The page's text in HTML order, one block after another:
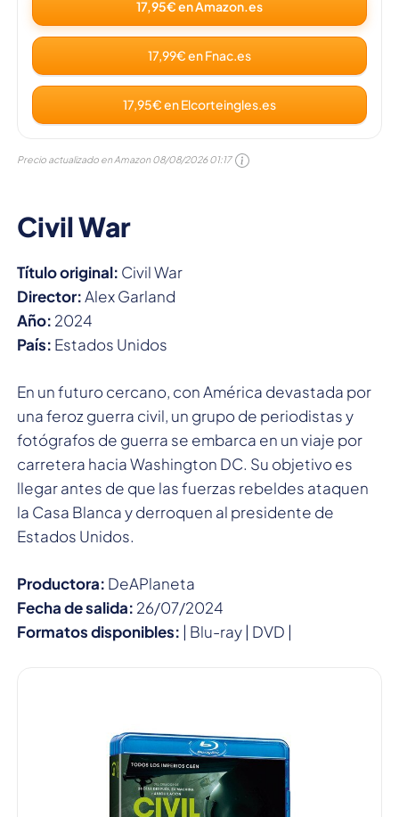
17,95€ en Amazon.es
17,99€ en Fnac.es
17,95€ en Elcorteingles.es
Precio actualizado en Amazon 08/08/2026 01:17
Civil War
Título original: Civil War
Director:Alex Garland
Año: 2024
País: Estados Unidos
En un futuro cercano, con América devastada por
una feroz guerra civil, un grupo de periodistas y
fotógrafos de guerra se embarca en un viaje por
carretera hacia Washington DC. Su objetivo es
llegar antes de que las fuerzas rebeldes ataquen
la Casa Blanca y derroquen al presidente de
Estados Unidos.
Productora: DeAPlaneta
Fecha de salida: 26/07/2024
Formatos disponibles: | Blu-ray | DVD |